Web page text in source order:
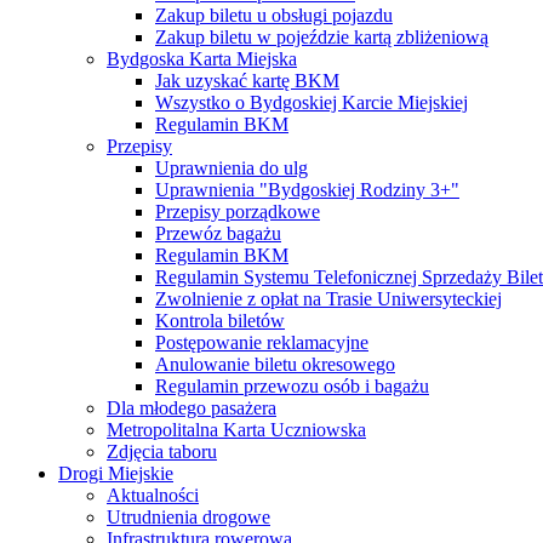
Zakup biletu u obsługi pojazdu
Zakup biletu w pojeździe kartą zbliżeniową
Bydgoska Karta Miejska
Jak uzyskać kartę BKM
Wszystko o Bydgoskiej Karcie Miejskiej
Regulamin BKM
Przepisy
Uprawnienia do ulg
Uprawnienia "Bydgoskiej Rodziny 3+"
Przepisy porządkowe
Przewóz bagażu
Regulamin BKM
Regulamin Systemu Telefonicznej Sprzedaży
Zwolnienie z opłat na Trasie Uniwersyteckiej
Kontrola biletów
Postępowanie reklamacyjne
Anulowanie biletu okresowego
Regulamin przewozu osób i bagażu
Dla młodego pasażera
Metropolitalna Karta Uczniowska
Zdjęcia taboru
Drogi Miejskie
Aktualności
Utrudnienia drogowe
Infrastruktura rowerowa